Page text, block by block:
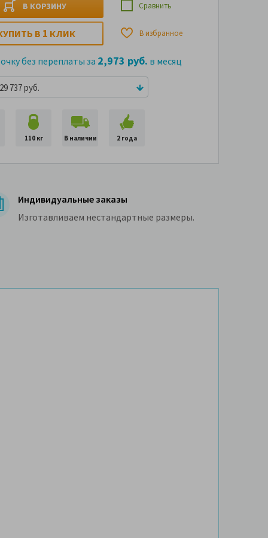
В КОРЗИНУ Сравнить
В избранное
В 1 КЛИК
без переплаты за 2,973 руб. в месяц
737 руб.
110 кг В наличии 2 года
Индивидуальные заказы
Изготавливаем нестандартные размеры.